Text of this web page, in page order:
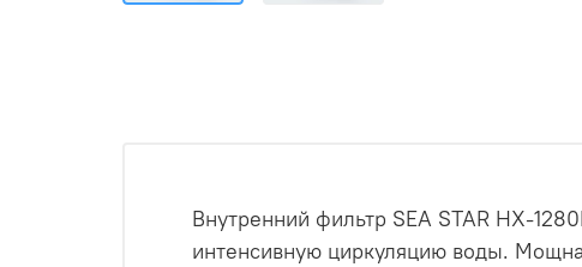
Внутренний фильтр SEA STAR HX-
интенсивную циркуляцию воды.